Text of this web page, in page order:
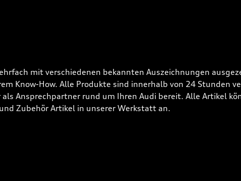
mit verschiedenen bekannten Auszeichnungen
Know-How. Alle Produkte sind innerhalb von 24 Stunden
Ansprechpartner rund um Ihren Audi bereit. Alle Artikel
Zubehör Artikel in unserer Werkstatt an.